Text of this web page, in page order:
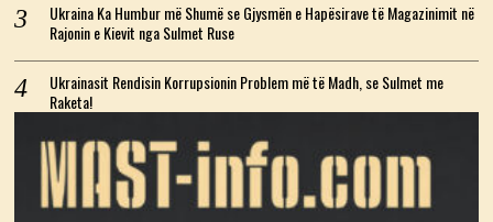
Ukraina Ka Humbur më Shumë se Gjysmën e Hapësirave të Magazinimit në
Rajonin e Kievit nga Sulmet Ruse
Ukrainasit Rendisin Korrupsionin Problem më të Madh, se Sulmet me
Raketa!